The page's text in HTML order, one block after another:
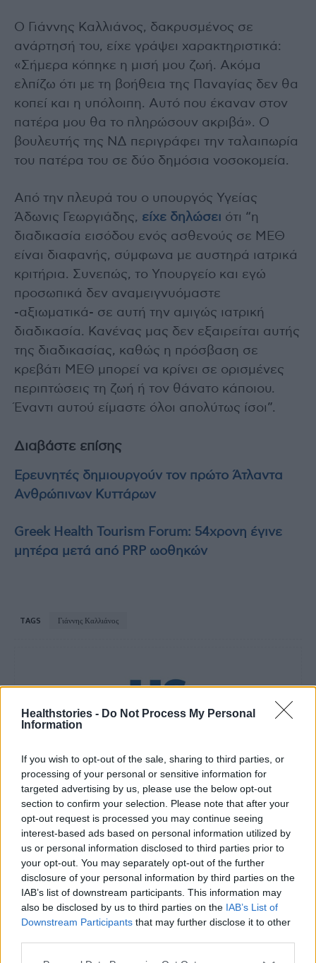
Healthstories - Do Not Process My Personal
Information
If you wish to opt-out of the sale, sharing to third parties, or
processing of your personal or sensitive information for
targeted advertising by us, please use the below opt-out
section to confirm your selection. Please note that after your
opt-out request is processed you may continue seeing
interest-based ads based on personal information utilized by
us or personal information disclosed to third parties prior to
your opt-out. You may separately opt-out of the further
disclosure of your personal information by third parties on the
IAB’s list of downstream participants. This information may
also be disclosed by us to third parties on the IAB’s List of
Downstream Participants that may further disclose it to other
Ο Γιάννης Καλλιάνος, δακρυσμένος σε
ανάρτησή του, είχε γράψει χαρακτηριστικά:
«Σήμερα κόπηκε η μισή μου ζωή. Ακόμα
ελπίζω ότι με τη βοήθεια της Παναγίας δεν θα
κοπεί και η υπόλοιπη. Αυτό που έκαναν στον
πατέρα μου θα το πληρώσουν ακριβά». Ο
βουλευτής της ΝΔ περιγράφει την ταλαιπωρία
του πατέρα του σε δύο δημόσια νοσοκομεία.
Από την πλευρά του ο υπουργός Υγείας
Άδωνις Γεωργιάδης, είχε δηλώσει ότι “η
διαδικασία εισόδου ενός ασθενούς σε ΜΕΘ
είναι διαφανής, σύμφωνα με αυστηρά ιατρικά
κριτήρια. Συνεπώς, το Υπουργείο και εγώ
προσωπικά δεν αναμειγνυόμαστε
-αξιωματικά- σε αυτή την αμιγώς ιατρική
διαδικασία. Κανένας μας δεν εξαιρείται αυτής
της διαδικασίας, καθώς η πρόσβαση σε
κρεβάτι ΜΕΘ μπορεί να κρίνει σε ορισμένες
περιπτώσεις τη ζωή ή τον θάνατο κάποιου.
Έναντι αυτού είμαστε όλοι απολύτως ίσοι”.
Διαβάστε επίσης
Ερευνητές δημιουργούν τον πρώτο Άτλαντα
Ανθρώπινων Κυττάρων
Greek Health Tourism Forum: 54χρονη έγινε
μητέρα μετά από PRP ωοθηκών
TAGS Γιάννης Καλλιάνος
Δείτε Ακόμη